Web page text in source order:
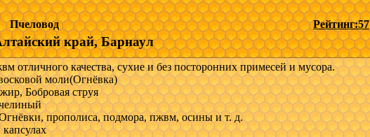
вопросы; Звоните но могу быть не доступен, так как связи на пасеки
нет или пишите в Max, WhatsApp по указанному номеру телефона в
моли
Пчеловод
край, Барнаул
Рейтинг:57
отличного качества, сухие и без посторонних примесей и мусора.
моли(Огнёвка)
Бобровая струя
прополиса, подмора, пжвм, осины и т. д.